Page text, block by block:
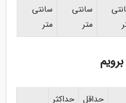
سانتی
متر
سانتی
متر
حداقل
حداکثر